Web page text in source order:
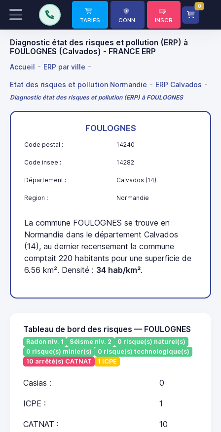
TARIFS CONN. INSCR
0
Diagnostic état des risques et pollution (ERP) à
FOULOGNES (Calvados) - FRANCE ERP
Accueil ERP par ville
Etat des risques et pollution Normandie ERP Calvados
Diagnostic état des risques et pollution (ERP) à FOULOGNES
FOULOGNES
Code postal : 14240
Code insee : 14282
Département : Calvados (14)
Region : Normandie
La commune FOULOGNES se trouve en
Normandie dans le département Calvados
(14), au dernier recensement la commune
comptait 220 habitants pour une superficie de
6.56 km². Densité : 34 hab/km².
Tableau de bord des risques — FOULOGNES
Radon niv. 1 Séisme niv. 2
0 risque(s) naturel(s)
0 risque(s) minier(s)
0 risque(s) technologique(s)
10 arrêté(s) CATNAT
1 ICPE
Casias : 0
ICPE : 1
CATNAT : 10